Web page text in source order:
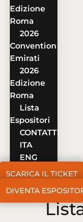
Edizione
Roma
2026
Convention
Emirati
2026
Edizione
Roma
Lista
Espositori
CONTATTI
ITA
ENG
SCARICA IL TICKET
DIVENTA